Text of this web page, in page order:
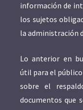
información de
los sujetos
la administración
Lo anterior en
útil para el público
sobre el
documentos que